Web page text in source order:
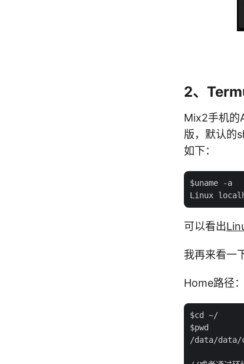
2、
Mix2手机的
版，默认的
如下：
$uname -a
可以看出
我再来看一
Home路径：
$cd ~/
$pwd
/data/data/